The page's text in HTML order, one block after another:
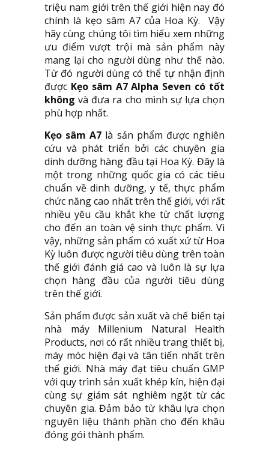
triệu nam giới trên thế giới hiện nay đó
chính là kẹo sâm A7 của Hoa Kỳ. Vậy
hãy cùng chúng tôi tìm hiểu xem những
ưu điểm vượt trội mà sản phẩm này
mang lại cho người dùng như thế nào.
Từ đó người dùng có thể tự nhận định
được Kẹo sâm A7 Alpha Seven có tốt
không và đưa ra cho mình sự lựa chọn
phù hợp nhất.
Kẹo sâm A7 là sản phẩm được nghiên
cứu và phát triển bởi các chuyên gia
dinh dưỡng hàng đầu tại Hoa Kỳ. Đây là
một trong những quốc gia có các tiêu
chuẩn về dinh dưỡng, y tế, thực phẩm
chức năng cao nhất trên thế giới, với rất
nhiều yêu cầu khắt khe từ chất lượng
cho đến an toàn vệ sinh thực phẩm. Vì
vậy, những sản phẩm có xuất xứ từ Hoa
Kỳ luôn được người tiêu dùng trên toàn
thế giới đánh giá cao và luôn là sự lựa
chọn hàng đầu của người tiêu dùng
trên thế giới.
Sản phẩm được sản xuất và chế biến tại
nhà máy Millenium Natural Health
Products, nơi có rất nhiều trang thiết bị,
máy móc hiện đại và tân tiến nhất trên
thế giới. Nhà máy đạt tiêu chuẩn GMP
với quy trình sản xuất khép kín, hiện đại
cùng sự giám sát nghiêm ngặt từ các
chuyên gia. Đảm bảo từ khâu lựa chọn
nguyên liệu thành phần cho đến khâu
đóng gói thành phẩm.